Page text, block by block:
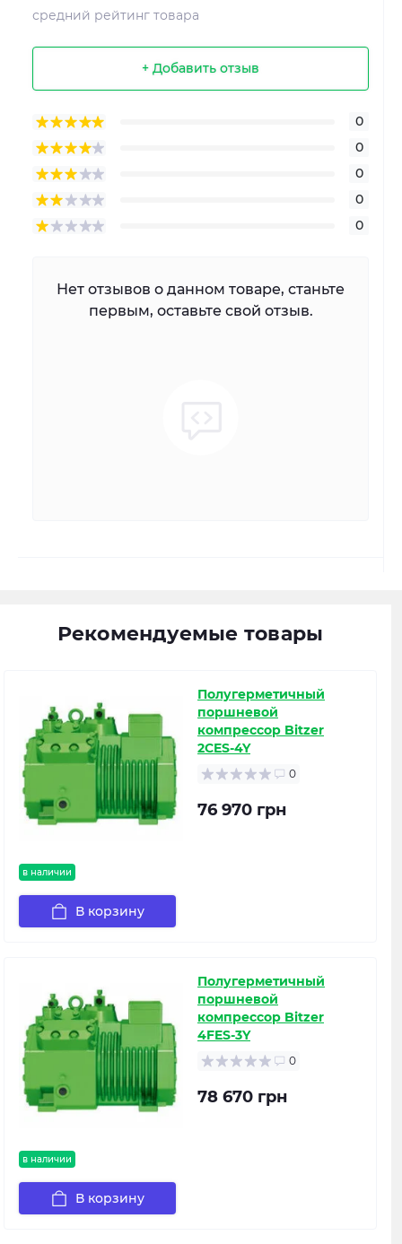
средний рейтинг товара
+ Добавить отзыв
0
0
0
0
0
Нет отзывов о данном товаре, станьте
первым, оставьте свой отзыв.
Рекомендуемые товары
в наличии
Полугерметичный
поршневой
компрессор Bitzer
2CES-4Y
0
76 970 грн
В корзину
в наличии
Полугерметичный
поршневой
компрессор Bitzer
4FES-3Y
0
78 670 грн
В корзину